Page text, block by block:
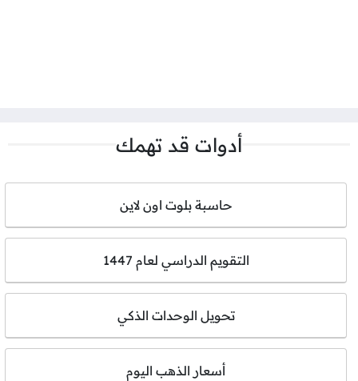
أدوات قد تهمك
حاسبة بلوت اون لاين
التقويم الدراسي لعام 1447
تحويل الوحدات الذكي
أسعار الذهب اليوم